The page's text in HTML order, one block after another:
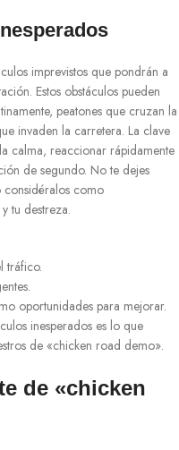
imprevistos que pondrán a
Estos obstáculos pueden
peatones que cruzan la
invaden la carretera. La clave
calma, reaccionar rápidamente
de segundo. No te dejes
considéralos como
tu destreza.
tráfico.
oportunidades para mejorar.
inesperados es lo que
de «chicken road demo».
de «chicken